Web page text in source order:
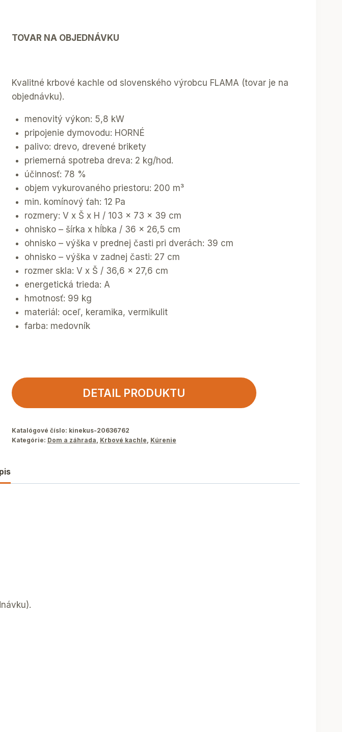
TOVAR NA OBJEDNÁVKU
Kvalitné krbové kachle od slovenského výrobcu FLAMA (tovar je na
objednávku).
menovitý výkon: 5,8 kW
pripojenie dymovodu: HORNÉ
palivo: drevo, drevené brikety
priemerná spotreba dreva: 2 kg/hod.
účinnosť: 78 %
objem vykurovaného priestoru: 200 m³
min. komínový ťah: 12 Pa
rozmery: V x Š x H / 103 x 73 x 39 cm
ohnisko – šírka x hĺbka / 36 x 26,5 cm
ohnisko – výška v prednej časti pri dverách: 39 cm
ohnisko – výška v zadnej časti: 27 cm
rozmer skla: V x Š / 36,6 x 27,6 cm
energetická trieda: A
hmotnosť: 99 kg
materiál: oceľ, keramika, vermikulit
farba: medovník
DETAIL PRODUKTU
Katalógové číslo: kinekus-20636762
Kategórie: Dom a záhrada Krbové kachle Kúrenie